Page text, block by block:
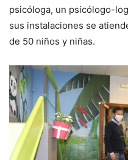
psicóloga, un psicólogo-
sus instalaciones se
de 50 niños y niñas.